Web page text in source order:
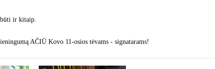
būti ir kitaip.
AČIŪ Kovo 11-osios tėvams - signatarams!